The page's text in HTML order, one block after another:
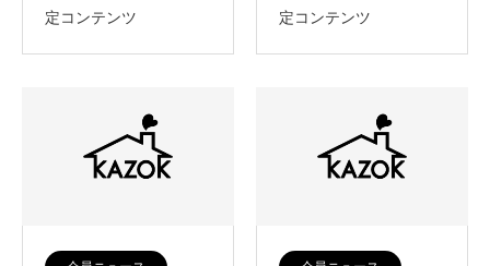
定コンテンツ
定コンテンツ